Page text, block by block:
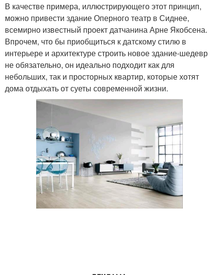
В качестве примера, иллюстрирующего этот принцип,
можно привести здание Оперного театр в Сиднее,
всемирно известный проект датчанина Арне Якобсена.
Впрочем, что бы приобщиться к датскому стилю в
интерьере и архитектуре строить новое здание-шедевр
не обязательно, он идеально подходит как для
небольших, так и просторных квартир, которые хотят
дома отдыхать от суеты современной жизни.